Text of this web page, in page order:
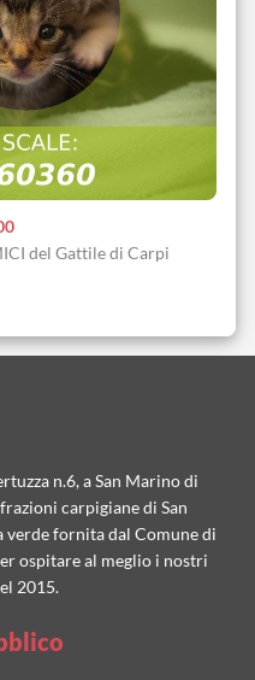
del Gattile di Carpi
n.6, a San Marino di
carpigiane di San
verde fornita dal Comune di
ospitare al meglio i nostri
2015.